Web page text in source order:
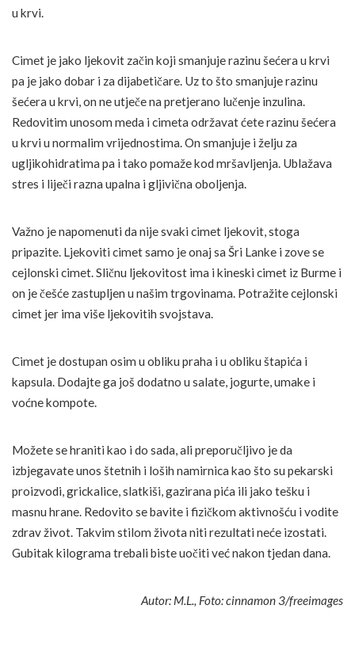
u krvi.
Cimet je jako ljekovit začin koji smanjuje razinu šećera u krvi
pa je jako dobar i za dijabetičare. Uz to što smanjuje razinu
šećera u krvi, on ne utječe na pretjerano lučenje inzulina.
Redovitim unosom meda i cimeta održavat ćete razinu šećera
u krvi u normalim vrijednostima. On smanjuje i želju za
ugljikohidratima pa i tako pomaže kod mršavljenja. Ublažava
stres i liječi razna upalna i gljivična oboljenja.
Važno je napomenuti da nije svaki cimet ljekovit, stoga
pripazite. Ljekoviti cimet samo je onaj sa Šri Lanke i zove se
cejlonski cimet. Sličnu ljekovitost ima i kineski cimet iz Burme i
on je češće zastupljen u našim trgovinama. Potražite cejlonski
cimet jer ima više ljekovitih svojstava.
Cimet je dostupan osim u obliku praha i u obliku štapića i
kapsula. Dodajte ga još dodatno u salate, jogurte, umake i
voćne kompote.
Možete se hraniti kao i do sada, ali preporučljivo je da
izbjegavate unos štetnih i loših namirnica kao što su pekarski
proizvodi, grickalice, slatkiši, gazirana pića ili jako tešku i
masnu hrane. Redovito se bavite i fizičkom aktivnošću i vodite
zdrav život. Takvim stilom života niti rezultati neće izostati.
Gubitak kilograma trebali biste uočiti već nakon tjedan dana.
Autor: M.L., Foto: cinnamon 3/freeimages